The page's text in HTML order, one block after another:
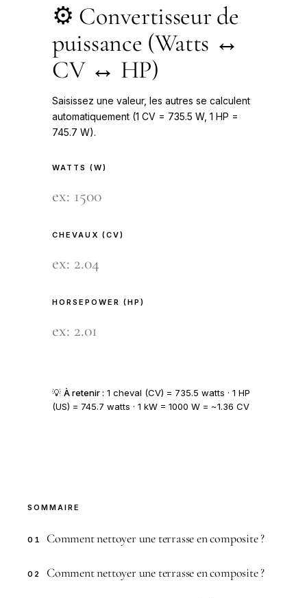
⚙️ Convertisseur de
puissance (Watts ↔
CV ↔ HP)
Saisissez une valeur, les autres se calculent
automatiquement (1 CV = 735.5 W, 1 HP =
745.7 W).
WATTS (W)
CHEVAUX (CV)
HORSEPOWER (HP)
💡 À retenir : 1 cheval (CV) = 735.5 watts · 1 HP
(US) = 745.7 watts · 1 kW = 1000 W = ~1.36 CV
SOMMAIRE
01 Comment nettoyer une terrasse en composite ?
02 Comment nettoyer une terrasse en composite ?